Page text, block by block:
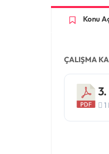
Konu
ÇALIŞMA